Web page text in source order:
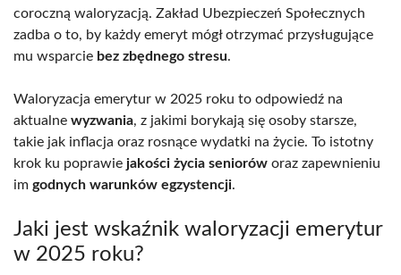
coroczną waloryzacją. Zakład Ubezpieczeń Społecznych
zadba o to, by każdy emeryt mógł otrzymać przysługujące
mu wsparcie bez zbędnego stresu.
Waloryzacja emerytur w 2025 roku to odpowiedź na
aktualne wyzwania, z jakimi borykają się osoby starsze,
takie jak inflacja oraz rosnące wydatki na życie. To istotny
krok ku poprawie jakości życia seniorów oraz zapewnieniu
im godnych warunków egzystencji.
Jaki jest wskaźnik waloryzacji emerytur
w 2025 roku?